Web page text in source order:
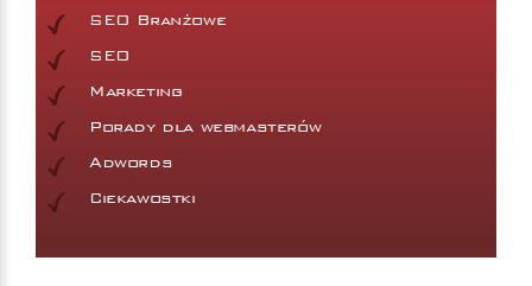
SEO Branżowe
SEO
Marketing
Porady dla webmasterów
Adwords
Ciekawostki